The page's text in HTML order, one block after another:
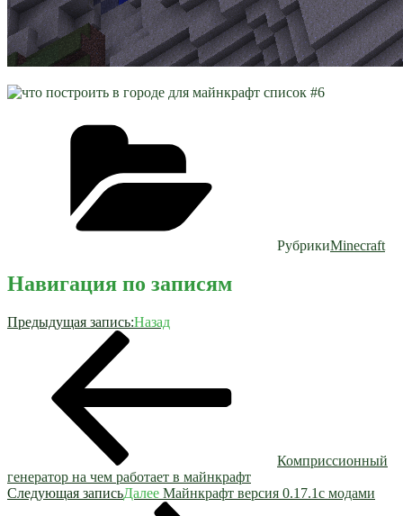
РубрикиMinecraft
Навигация по записям
Предыдущая запись:Назад
Комприссионный
генератор на чем работает в майнкрафт
Следующая записьДалее Майнкрафт версия 0.17.1с модами